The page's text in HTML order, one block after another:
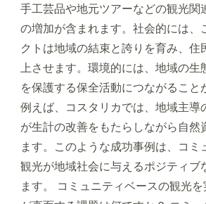
手工芸品や地元ツアーなどの観光関
の増加が含まれます。社会的には、
クトは地域の結束と誇りを育み、住
上させます。環境的には、地域の生
を保護する保全活動につながること
例えば、コスタリカでは、地域主導
が生計の改善をもたらしながら自然
ます。このような成功事例は、コミ
観光が地域社会に与えるポジティブ
ます。 コミュニティベースの観光